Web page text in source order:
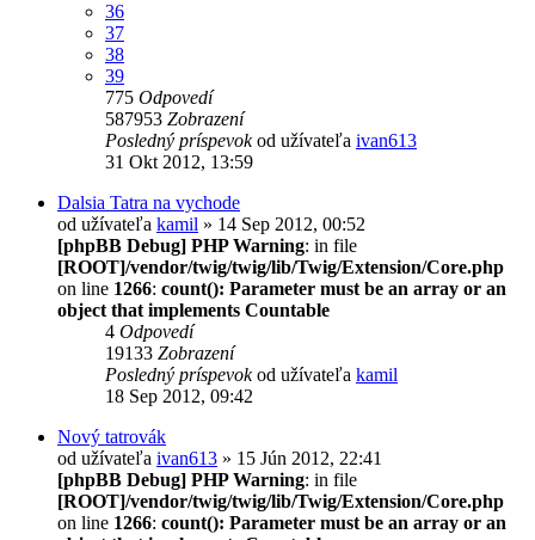
36
37
38
39
775 Odpovedí
587953 Zobrazení
Posledný príspevokod užívateľa ivan613
31 Okt 2012, 13:59
Dalsia Tatra na vychode
od užívateľa kamil » 14 Sep 2012, 00:52
[phpBB Debug] PHP Warning: in file
[ROOT]/vendor/twig/twig/lib/Twig/Extension/Core.php
on line 1266: count(): Parameter must be an array or an
object that implements Countable
4 Odpovedí
19133 Zobrazení
Posledný príspevokod užívateľa kamil
18 Sep 2012, 09:42
Nový tatrovák
od užívateľa ivan613 » 15 Jún 2012, 22:41
[phpBB Debug] PHP Warning: in file
[ROOT]/vendor/twig/twig/lib/Twig/Extension/Core.php
on line 1266: count(): Parameter must be an array or an